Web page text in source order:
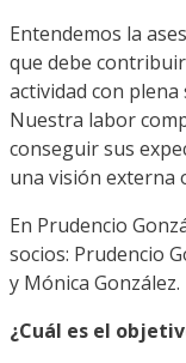
Entendemos la
que debe
actividad con
Nuestra labor
conseguir sus
una visión externa
En Prudencio
socios: Prudencio
y Mónica González.
¿Cuál es el